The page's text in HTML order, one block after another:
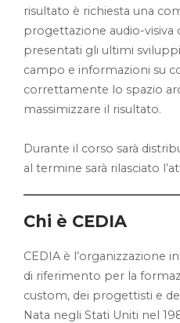
risultato è richiesta una
progettazione audio-visiva
presentati gli ultimi
campo e informazioni su
correttamente lo spazio
massimizzare il risultato.
Durante il corso sarà
al termine sarà rilasciato
Chi è CEDIA
CEDIA è l’organizzazione
di riferimento per la
custom, dei progettisti e
Nata negli Stati Uniti nel